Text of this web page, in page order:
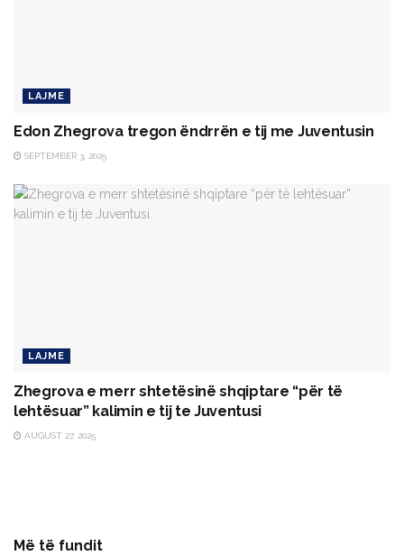
LAJME
Edon Zhegrova tregon ëndrrën e tij me Juventusin
SEPTEMBER 3, 2025
LAJME
Zhegrova e merr shtetësinë shqiptare “për të
lehtësuar” kalimin e tij te Juventusi
AUGUST 27, 2025
Më të fundit